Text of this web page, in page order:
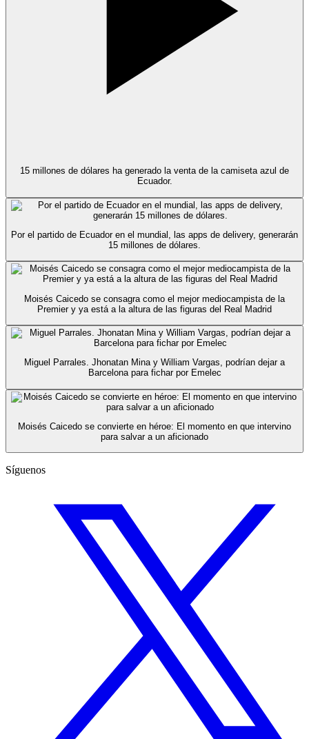
15 millones de dólares ha generado la venta de la camiseta azul de
Ecuador.
Por el partido de Ecuador en el mundial, las apps de delivery, generarán
15 millones de dólares.
Moisés Caicedo se consagra como el mejor mediocampista de la
Premier y ya está a la altura de las figuras del Real Madrid
Miguel Parrales. Jhonatan Mina y William Vargas, podrían dejar a
Barcelona para fichar por Emelec
Moisés Caicedo se convierte en héroe: El momento en que intervino
para salvar a un aficionado
Síguenos